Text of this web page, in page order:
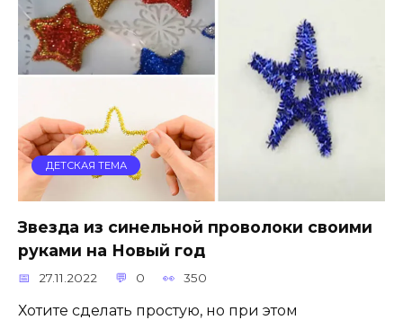
ДЕТСКАЯ ТЕМА
Звезда из синельной проволоки своими
руками на Новый год
27.11.2022 0 350
Хотите сделать простую, но при этом